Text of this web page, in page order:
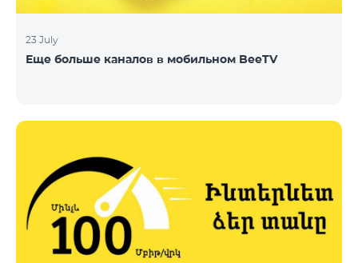
23 July
Еще больше каналов в мобильном BeeTV